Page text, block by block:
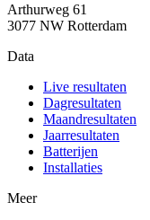
Arthurweg 61
3077 NW Rotterdam
Data
Live resultaten
Dagresultaten
Maandresultaten
Jaarresultaten
Batterijen
Installaties
Meer